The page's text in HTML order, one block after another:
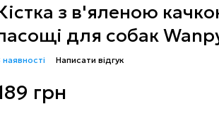
з в'яленою
для собак
наявності Написати відгук
грн